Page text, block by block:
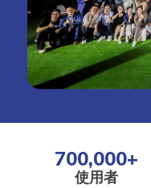
700,000+
使用者